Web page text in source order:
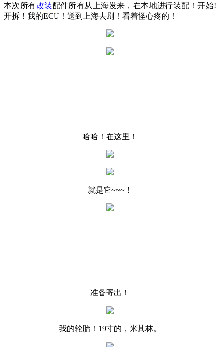
本次所有改装配件所有从上海发来，在本地进行装配！开始!
开拆！我的ECU！送到上海去刷！看着怪心疼的！
哈哈！在这里！
就是它~~~！
准备寄出！
我的轮胎！19寸的，米其林。